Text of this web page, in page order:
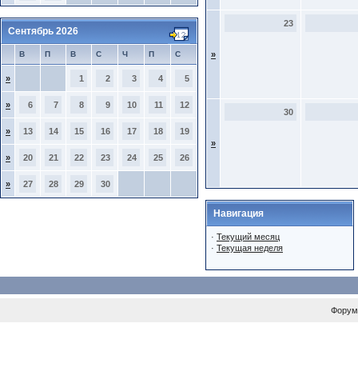
Сентябрь 2026
В П В С Ч П С
» 1 2 3 4 5
» 6 7 8 9 10 11 12
» 13 14 15 16 17 18 19
» 20 21 22 23 24 25 26
» 27 28 29 30
»
23
»
30
Навигация
· Текущий месяц
· Текущая неделя
Форум